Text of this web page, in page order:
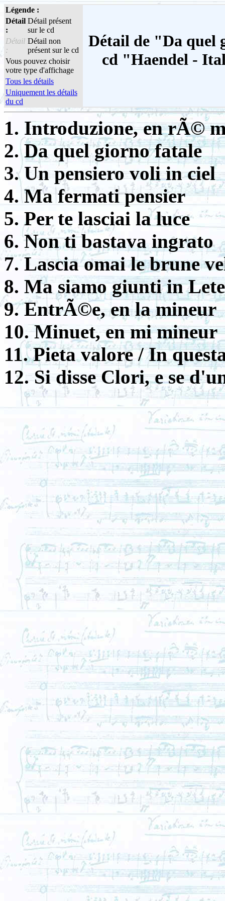
Légende :
Détail de "Da quel
cd "Haendel -
Détail
:
Détail présent
sur le cd
Détail
:
Détail non
présent sur le cd
Vous pouvez choisir
votre type d'affichage
Tous les détails
Uniquement les détails
du cd
1. Introduzione, en rÃ©
2. Da quel giorno fatale
3. Un pensiero voli in ciel
4. Ma fermati pensier
5. Per te lasciai la luce
6. Non ti bastava ingrato
7. Lascia omai le brune
8. Ma siamo giunti in Lete
9. EntrÃ©e, en la mineur
10. Minuet, en mi mineur
11. Pieta valore / In
12. Si disse Clori, e se